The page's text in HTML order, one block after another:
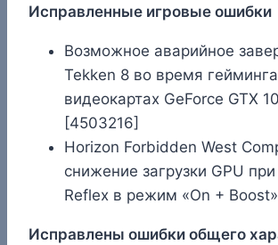
Исправленные игровые ошибки
Возможное аварийное
Tekken 8 во время
видеокартах GeForce GTX
[4503216]
Horizon Forbidden West
снижение загрузки GPU
Reflex в режим «On +
Исправлены ошибки общего